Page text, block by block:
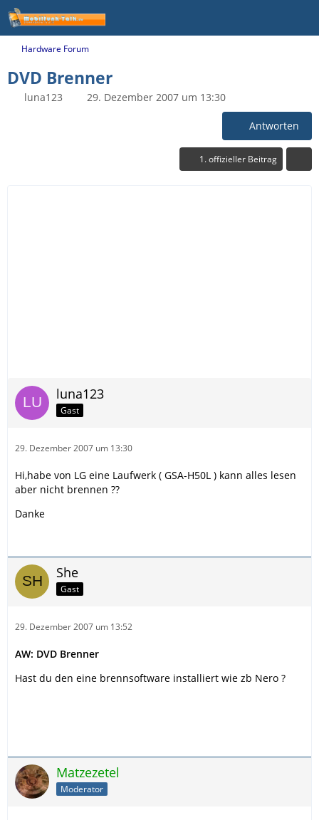
Hardware Forum
DVD Brenner
luna123 29. Dezember 2007 um 13:30
Antworten
1. offizieller Beitrag
luna123
Gast
29. Dezember 2007 um 13:30
Hi,habe von LG eine Laufwerk ( GSA-H50L ) kann alles lesen
aber nicht brennen ??
Danke
She
Gast
29. Dezember 2007 um 13:52
AW: DVD Brenner
Hast du den eine brennsoftware installiert wie zb Nero ?
Matzezetel
Moderator